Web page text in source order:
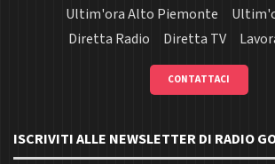
Ultim'ora Alto Piemonte
Diretta Radio
Diretta TV
CONTATTACI
ISCRIVITI ALLE NEWSLETTER DI RADIO